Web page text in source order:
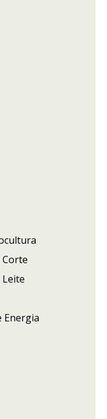
Energia